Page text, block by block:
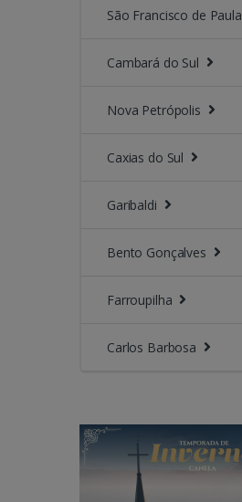
São Francisco de Paula
Cambará do Sul
Nova Petrópolis
Caxias do Sul
Garibaldi
Bento Gonçalves
Farroupilha
Carlos Barbosa